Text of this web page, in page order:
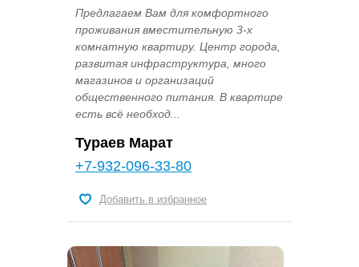
Предлагаем Вам для комфортного
проживания вместительную 3-х
комнатную квартиру. Центр города,
развитая инфраструктура, много
магазинов и организаций
общественного питания. В квартире
есть всё необход...
Тураев Марат
+7-932-096-33-80
Добавить в избранное